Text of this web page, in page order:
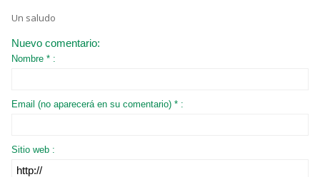
Un saludo
Nuevo comentario:
Nombre * :
Email (no aparecerá en su comentario) * :
Sitio web :